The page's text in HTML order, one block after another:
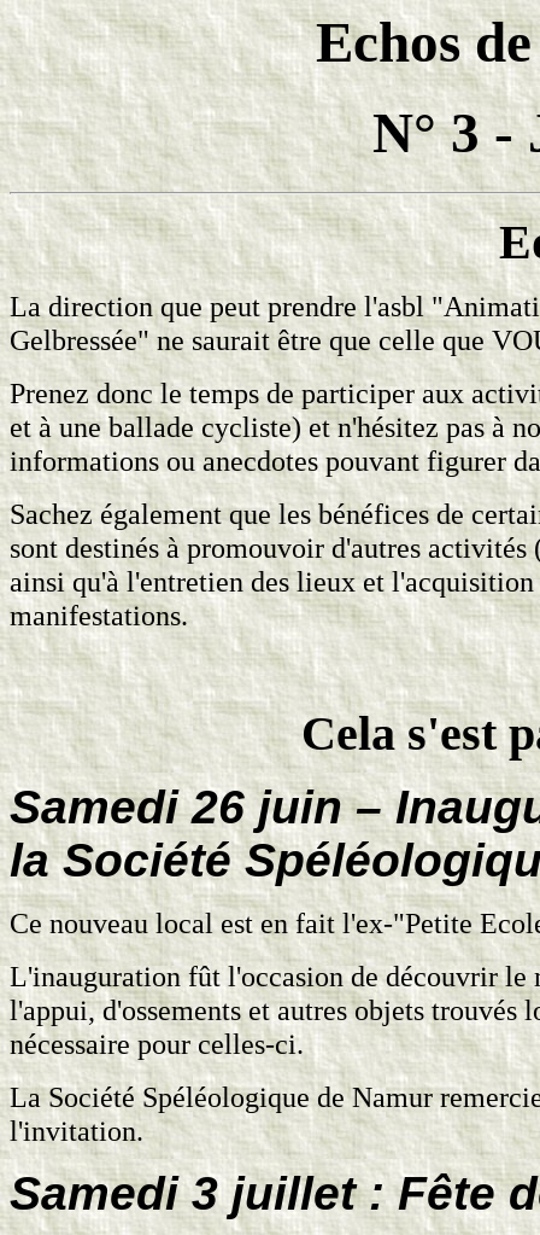
Echos
N° 3 -
La direction que peut prendre l'asbl
Gelbressée" ne saurait être que celle que
Prenez donc le temps de participer aux
et à une ballade cycliste) et n'hésitez pas à
informations ou anecdotes pouvant figurer
Sachez également que les bénéfices de
sont destinés à promouvoir d'autres
ainsi qu'à l'entretien des lieux et
manifestations.
Cela s'est
Samedi 26 juin –
la Société
Ce nouveau local est en fait l'ex-"Petite
L'inauguration fût l'occasion de découvrir le
l'appui, d'ossements et autres objets
nécessaire pour celles-ci.
La Société Spéléologique de Namur
l'invitation.
Samedi 3 juillet : Fête